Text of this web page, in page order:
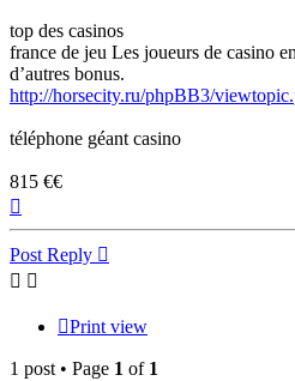
top des casinos
france de jeu Les joueurs de casino
d’autres bonus.
http://horsecity.ru/phpBB3/
téléphone géant casino
815 €€
Post Reply
Print view
1 post • Page 1 of 1